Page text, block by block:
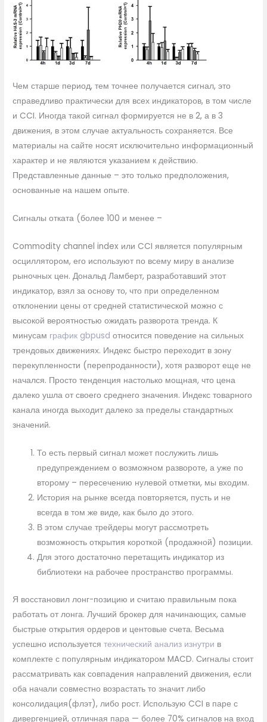
Чем старше период, тем точнее получается сигнал, это
справедливо практически для всех индикаторов, в том числе
и CCI. Иногда такой сигнал формируется не в 2, а в 3
движения, в этом случае актуальность сохраняется. Все
материалы на сайте носят исключительно информационный
характер и не являются указанием к действию.
Представленные данные – это только предположения,
основанные на нашем опыте.
Сигналы отката (более 100 и менее –
Commodity channel index или CCI является популярным
осциллятором, его используют по всему миру в анализе
рыночных цен. Дональд Ламберт, разработавший этот
индикатор, взял за основу то, что при определенном
отклонении цены от средней статистической можно с
высокой вероятностью ожидать разворота тренда. К
минусам график gbpusd относится поведение на сильных
трендовых движениях. Индекс быстро переходит в зону
перекупленности (перепроданности), хотя разворот еще не
начался. Просто тенденция настолько мощная, что цена
далеко ушла от своего среднего значения. Индекс товарного
канала иногда выходит далеко за пределы стандартных
значений.
То есть первый сигнал может послужить лишь
предупреждением о возможном развороте, а уже по
второму – пересечению нулевой отметки, мы входим.
История на рынке всегда повторяется, пусть и не
всегда в том же виде, как было до этого.
В этом случае трейдеры могут рассмотреть
возможность открытия короткой (продажной) позиции.
Для этого достаточно перетащить индикатор из
библиотеки на рабочее пространство программы.
Я восстановил лонг-позицию и считаю правильным пока
работать от лонга. Лучший брокер для начинающих, самые
быстрые открытия ордеров и центовые счета. Весьма
успешно используетсятехнический анализ изнутри в
комплекте с популярным индикатором MACD. Сигналы стоит
рассматривать как совпадения направлений движения, если
оба начали совместно возрастать то значит либо
консолидация(флэт), либо рост. Использую CCI в паре с
дивергенцией, отличная пара — более 70% сигналов на вход